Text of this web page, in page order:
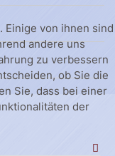
Einige von ihnen sind
andere uns
zu verbessern
ob Sie die
Sie, dass bei einer
der